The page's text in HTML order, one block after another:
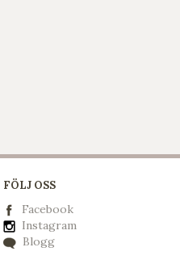
FÖLJ OSS
Facebook
Instagram
Blogg